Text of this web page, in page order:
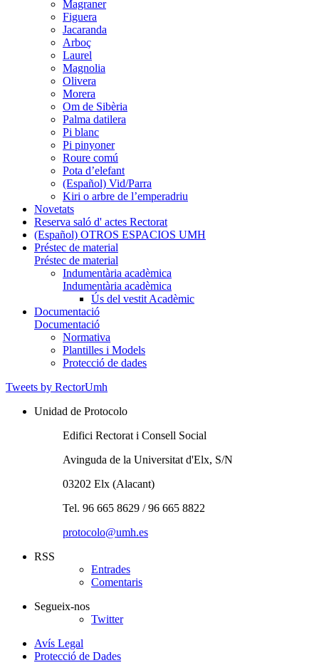
Magraner
Figuera
Jacaranda
Arboç
Laurel
Magnolia
Olivera
Morera
Om de Sibèria
Palma datilera
Pi blanc
Pi pinyoner
Roure comú
Pota d’elefant
(Español) Vid/Parra
Kiri o arbre de l’emperadriu
Novetats
Reserva saló d' actes Rectorat
(Español) OTROS ESPACIOS UMH
Préstec de material
Préstec de material
Indumentària acadèmica
Indumentària acadèmica
Ús del vestit Acadèmic
Documentació
Documentació
Normativa
Plantilles i Models
Protecció de dades
Tweets by RectorUmh
Unidad de Protocolo
Edifici Rectorat i Consell Social
Avinguda de la Universitat d'Elx, S/N
03202 Elx (Alacant)
Tel. 96 665 8629 / 96 665 8822
protocolo@umh.es
RSS
Entrades
Comentaris
Segueix-nos
Twitter
Avís Legal
Protecció de Dades